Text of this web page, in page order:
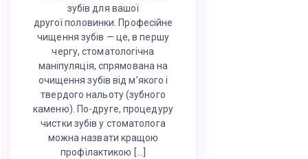
зубів для вашої
другої половинки. Професійне
чищення зубів — це, в першу
чергу, стоматологічна
маніпуляція, спрямована на
очищення зубів від м’якого і
твердого нальоту (зубного
каменю). По-друге, процедуру
чистки зубів у стоматолога
можна назвати кращою
профілактикою […]